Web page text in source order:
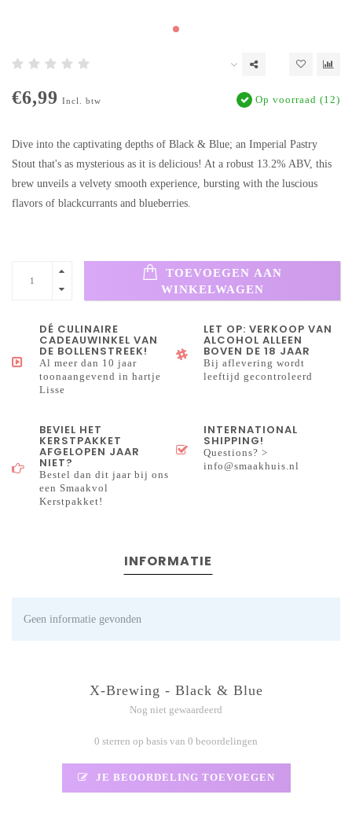
€6,99 Incl. btw Op voorraad (12)
Dive into the captivating depths of Black & Blue; an Imperial Pastry
Stout that's as mysterious as it is delicious! At a robust 13.2% ABV, this
brew unveils a velvety smooth experience, bursting with the luscious
flavors of blackcurrants and blueberries.
TOEVOEGEN AAN
WINKELWAGEN
DÉ CULINAIRE
CADEAUWINKEL VAN
DE BOLLENSTREEK!
Al meer dan 10 jaar
toonaangevend in hartje
Lisse
LET OP: VERKOOP VAN
ALCOHOL ALLEEN
BOVEN DE 18 JAAR
Bij aflevering wordt
leeftijd gecontroleerd
BEVIEL HET
KERSTPAKKET
AFGELOPEN JAAR
NIET?
Bestel dan dit jaar bij ons
een Smaakvol
Kerstpakket!
INTERNATIONAL
SHIPPING!
Questions? >
info@smaakhuis.nl
INFORMATIE
Geen informatie gevonden
X-Brewing - Black & Blue
Nog niet gewaardeerd
0 sterren op basis van 0 beoordelingen
JE BEOORDELING TOEVOEGEN